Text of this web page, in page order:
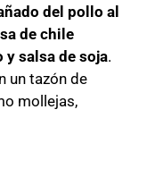
del pollo al
de chile
y salsa de soja.
un tazón de
mollejas,